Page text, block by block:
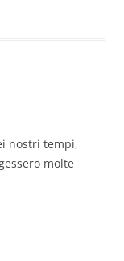
nostri tempi,
molte